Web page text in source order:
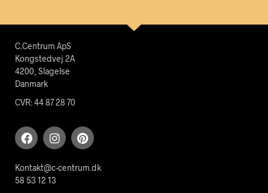
C.Centrum ApS
Kongstedvej 2A
4200, Slagelse
Danmark
CVR: 44 87 28 70
Kontakt@c-centrum.dk
58 53 12 13